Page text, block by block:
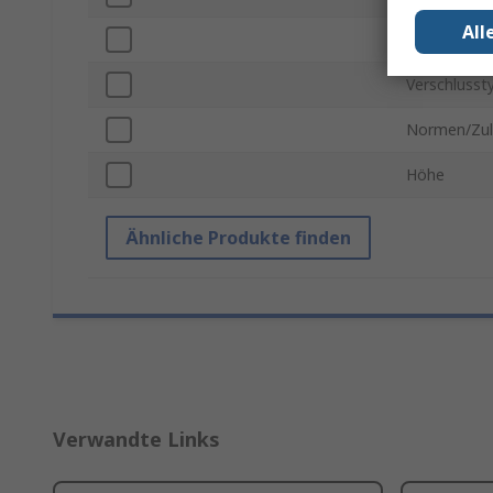
EN
Normen/
Höhe
Ähnliche Produkte finden
Verwandte Links